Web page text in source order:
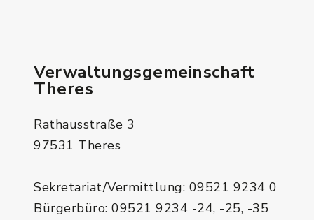
Verwaltungsgemeinschaft
Theres
Rathausstraße 3
97531 Theres
Sekretariat/Vermittlung: 09521 9234 0
Bürgerbüro: 09521 9234 -24, -25, -35